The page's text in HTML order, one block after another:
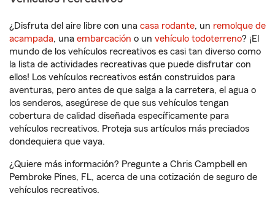
¿Disfruta del aire libre con una casa rodante, un remolque de
acampada, una embarcación o un vehículo todoterreno? ¡El
mundo de los vehículos recreativos es casi tan diverso como
la lista de actividades recreativas que puede disfrutar con
ellos! Los vehículos recreativos están construidos para
aventuras, pero antes de que salga a la carretera, el agua o
los senderos, asegúrese de que sus vehículos tengan
cobertura de calidad diseñada específicamente para
vehículos recreativos. Proteja sus artículos más preciados
dondequiera que vaya.
¿Quiere más información? Pregunte a Chris Campbell en
Pembroke Pines, FL, acerca de una cotización de seguro de
vehículos recreativos.